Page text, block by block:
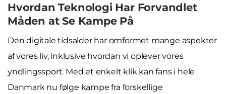
Hvordan Teknologi Har Forvandlet
Måden at Se Kampe På
Den digitale tidsalder har omformet mange aspekter
af vores liv, inklusive hvordan vi oplever vores
yndlingssport. Med et enkelt klik kan fans i hele
Danmark nu følge kampe fra forskellige